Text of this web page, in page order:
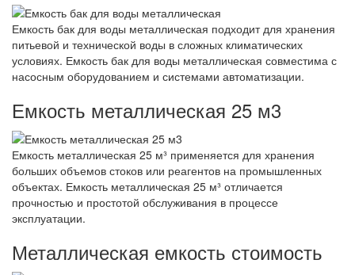
Емкость бак для воды металлическая подходит для хранения
питьевой и технической воды в сложных климатических
условиях. Емкость бак для воды металлическая совместима с
насосным оборудованием и системами автоматизации.
Емкость металлическая 25 м3
Емкость металлическая 25 м³ применяется для хранения
больших объемов стоков или реагентов на промышленных
объектах. Емкость металлическая 25 м³ отличается
прочностью и простотой обслуживания в процессе
эксплуатации.
Металлическая емкость стоимость